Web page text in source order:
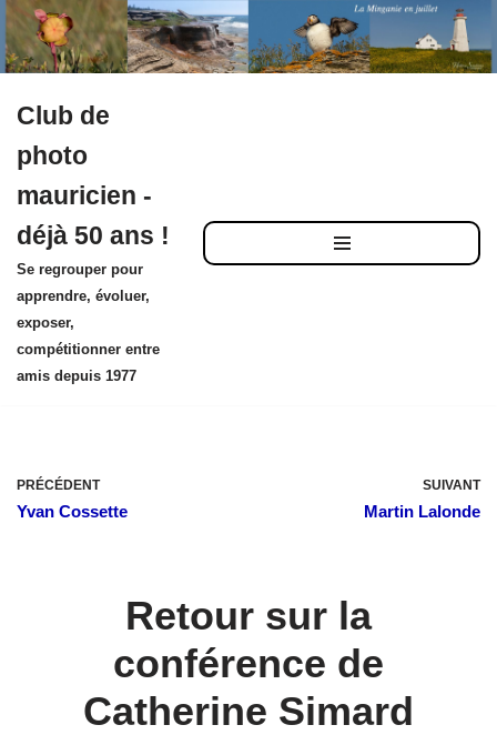
au
contenu
Club de
photo
mauricien -
déjà 50 ans !
Se regrouper pour
apprendre, évoluer,
exposer,
compétitionner entre
amis depuis 1977
PRÉCÉDENT
Yvan Cossette
SUIVANT
Martin Lalonde
Retour sur la
conférence de
Catherine Simard